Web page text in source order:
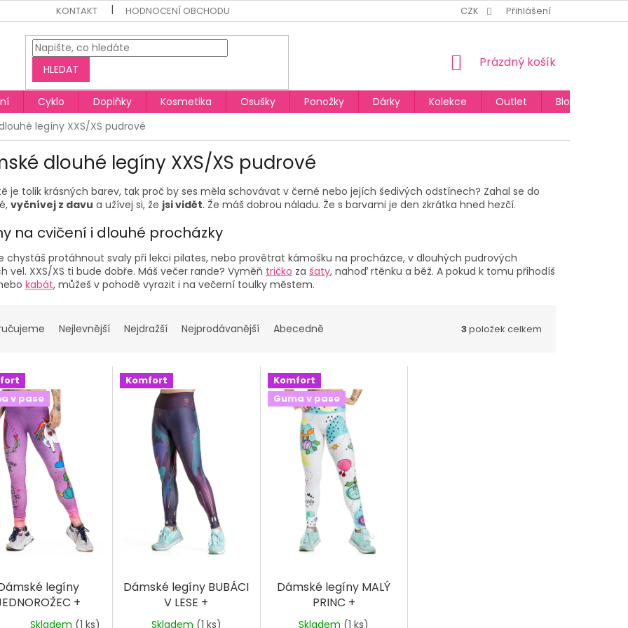
KONTAKT HODNOCENÍ OBCHODU CZK Přihlášení
HLEDAT
NÁKUPNÍ
Prázdný košík
Cyklo Doplňky Kosmetika Osušky Ponožky Dárky Kolekce Outlet
Blog
legíny XXS/XS pudrové
dlouhé legíny XXS/XS pudrové
je tolik krásných barev, tak proč by ses měla schovávat v černé nebo jejích šedivých odstínech? Zahal se do
vyčnívej z davu a užívej si, že jsi vidět. Že máš dobrou náladu. Že s barvami je den zkrátka hned hezčí.
na cvičení i dlouhé procházky
chystáš protáhnout svaly při lekci pilates, nebo provětrat kámošku na procházce, v dlouhých pudrových
vel. XXS/XS ti bude dobře. Máš večer rande? Vyměň tričko za šaty, nahoď rtěnku a běž. A pokud k tomu přihodíš
kabát, můžeš v pohodě vyrazit i na večerní toulky městem.
Nejlevnější Nejdražší Nejprodávanější Abecedně 3položek celkem
v pase
legíny
+
Skladem (1 ks)
Komfort
Dámské legíny BUBÁCI
V LESE +
Skladem (1 ks)
Komfort
Guma v pase
Dámské legíny MALÝ
PRINC +
Skladem (1 ks)